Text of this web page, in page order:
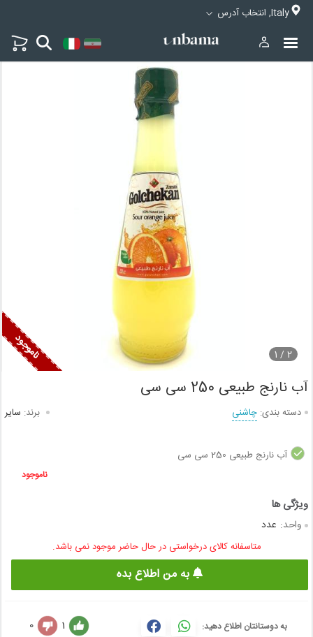
Italy, انتخاب آدرس
2 /
1
آب نارنج طبیعی 250 سی سی
دسته بندی: چاشنی برند: سایر
آب نارنج طبیعی 250 سی سی
ناموجود
واحد: عدد
متاسفانه کالای درخواستی در حال حاضر موجود نمی باشد.
به من اطلاع بده
به دوستانتان اطلاع دهید: 1
0